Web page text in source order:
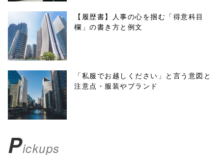
f, 'Gwindow',
'width=550,
height=450,
menubar=no,
toolbar=no,
scrollbars=yes'
false;"> シェア
【履歴書】人事の心を掴む「得意科目
欄」の書き方と例文
「私服でお越しください」と言う意図と
注意点・服装やブランド
Pickups